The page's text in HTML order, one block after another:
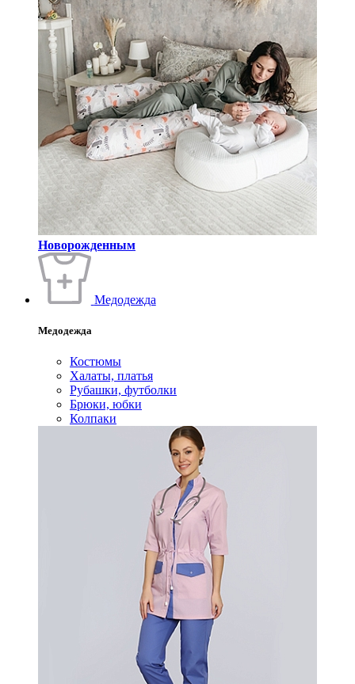
Новорожденным
Медодежда
Медодежда
Костюмы
Халаты, платья
Рубашки, футболки
Брюки, юбки
Колпаки